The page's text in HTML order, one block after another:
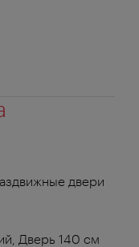
двери
Дверь 140 см